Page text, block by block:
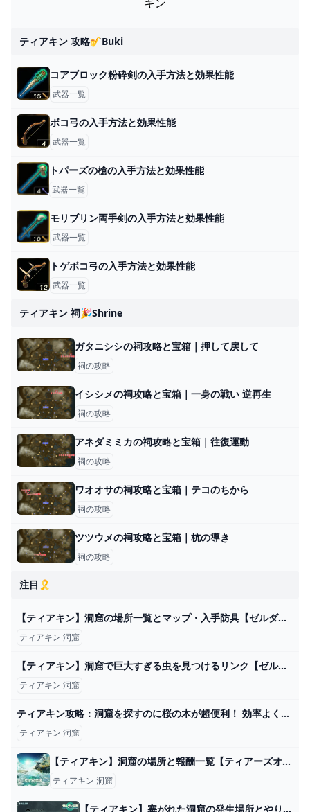
ティアキン 攻略🎷buki
コアブロック粉砕剣の入手方法と効果性能
武器一覧
ボコ弓の入手方法と効果性能
武器一覧
トパーズの槍の入手方法と効果性能
武器一覧
モリブリン両手剣の入手方法と効果性能
武器一覧
トゲボコ弓の入手方法と効果性能
武器一覧
ティアキン 祠🎉shrine
ガタニシシの祠攻略と宝箱｜押して戻して
祠の攻略
イシシメの祠攻略と宝箱｜一身の戦い 逆再生
祠の攻略
アネダミミカの祠攻略と宝箱｜往復運動
祠の攻略
ワオオサの祠攻略と宝箱｜テコのちから
祠の攻略
ツツウメの祠攻略と宝箱｜杭の導き
祠の攻略
注目🎗️
【ティアキン】洞窟の場所一覧とマップ・入手防具【ゼルダの伝説ティアーズオブザキングダム】 - ゲームウィズ
ティアキン 洞窟
【ティアキン】洞窟で巨大すぎる虫を見つけるリンク【ゼルダの伝説 ティアーズ オブ ザ キングダム】 - YouTube
ティアキン 洞窟
ティアキン攻略：洞窟を探すのに桜の木が超便利！ 効率よく洞窟を発見する方法【ゼルダ ティアーズ オブ ザ キングダム日記＃14】 - 電撃オンライン
ティアキン 洞窟
【ティアキン】洞窟の場所と報酬一覧【ティアーズオブザキングダム】 - ティアキン攻略Wiki Gamerch
ティアキン 洞窟
【ティアキン】塞がれた洞窟の発生場所とやり方【ゼルダの伝説ティアーズオブザキングダム】 - 神ゲー攻略